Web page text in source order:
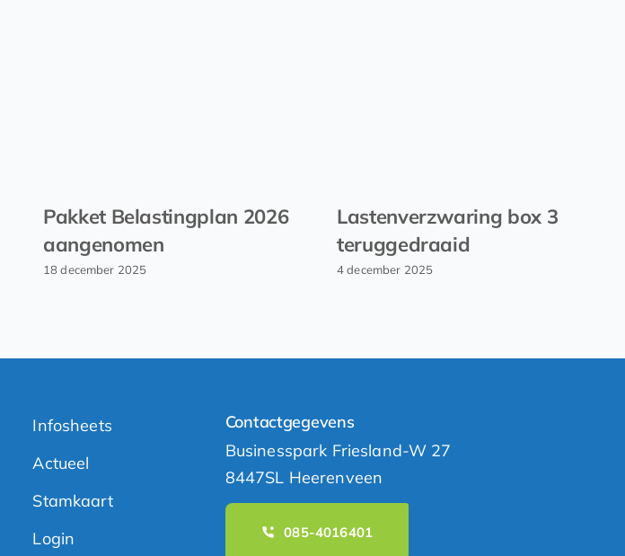
Pakket Belastingplan 2026
aangenomen
18 december 2025
Lastenverzwaring box 3
teruggedraaid
4 december 2025
Infosheets
Actueel
Stamkaart
Login
Contactgegevens
Businesspark Friesland-W 27
8447SL Heerenveen
085-4016401